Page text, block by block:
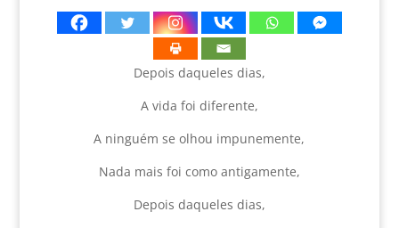
Depois daqueles dias,
A vida foi diferente,
A ninguém se olhou impunemente,
Nada mais foi como antigamente,
Depois daqueles dias,